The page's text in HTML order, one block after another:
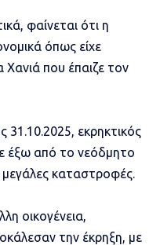
φαίνεται ότι η
όπως είχε
Χανιά που έπαιζε τον
εκρηκτικός
έξω από το νεόδμητο
μεγάλες καταστροφές.
οικογένεια,
την έκρηξη, με